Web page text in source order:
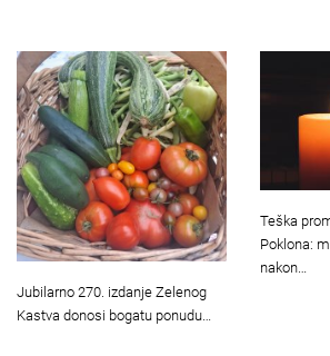
Jubilarno 270. izdanje Zelenog
Kastva donosi bogatu ponudu…
Teška
Poklona:
nakon…